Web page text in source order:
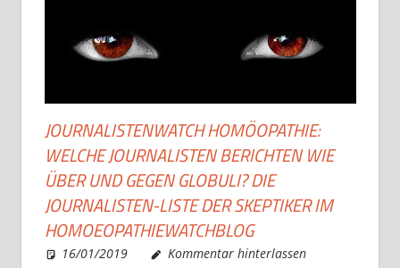
JOURNALISTENWATCH HOMÖOPATHIE:
WELCHE JOURNALISTEN BERICHTEN WIE
ÜBER UND GEGEN GLOBULI? DIE
JOURNALISTEN-LISTE DER SKEPTIKER IM
HOMOEOPATHIEWATCHBLOG
16/01/2019 Christian J. Becker
Allgemein
Kommentar hinterlassen